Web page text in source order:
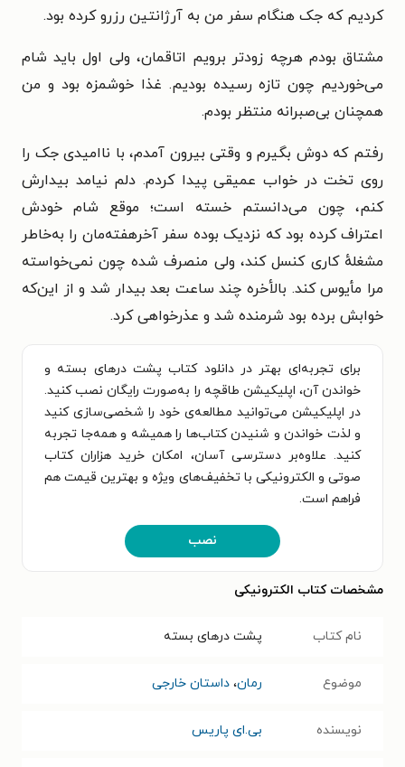
کردیم که جک هنگام سفر من به آرژانتین رزرو کرده بود.
مشتاق بودم هرچه زودتر برویم اتاقمان، ولی اول باید شام
می‌خوردیم چون تازه رسیده بودیم. غذا خوشمزه بود و من
همچنان بی‌صبرانه منتظر بودم.
رفتم که دوش بگیرم و وقتی بیرون آمدم، با ناامیدی جک را
روی تخت در خواب عمیقی پیدا کردم. دلم نیامد بیدارش
کنم، چون می‌دانستم خسته است؛ موقع شام خودش
اعتراف کرده بود که نزدیک بوده سفر آخرهفته‌مان را به‌خاطر
مشغلهٔ کاری کنسل کند، ولی منصرف شده چون نمی‌خواسته
مرا مأیوس کند. بالأخره چند ساعت بعد بیدار شد و از این‌که
خوابش برده بود شرمنده شد و عذرخواهی کرد.
برای تجربه‌ای بهتر در دانلود کتاب پشت درهای بسته و
خواندن آن، اپلیکیشن طاقچه را به‌صورت رایگان نصب کنید.
در اپلیکیشن می‌توانید مطالعه‌ی خود را شخصی‌سازی کنید
و لذت خواندن و شنیدن کتاب‌ها را همیشه و همه‌جا تجربه
کنید. علاوه‌بر دسترسی آسان، امکان خرید هزاران کتاب
صوتی و الکترونیکی با تخفیف‌های ویژه و بهترین قیمت هم
فراهم است.
نصب
مشخصات کتاب الکترونیکی
نام کتاب پشت درهای بسته
موضوع رمان، داستان خارجی
نویسنده بی.ای پاریس